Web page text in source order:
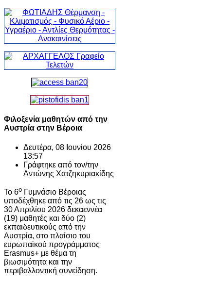
Φιλοξενία μαθητών από την
Αυστρία στην Βέροια
Δευτέρα, 08 Ιουνίου 2026
13:57
Γράφτηκε από τον/την
Αντώνης Χατζηκυριακίδης
Το 6ο Γυμνάσιο Βέροιας
υποδέχθηκε από τις 26 ως τις
30 Απριλίου 2026 δεκαεννέα
(19) μαθητές και δύο (2)
εκπαιδευτικούς από την
Αυστρία, στο πλαίσιο του
ευρωπαϊκού προγράμματος
Erasmus+ με θέμα τη
βιωσιμότητα και την
περιβαλλοντική συνείδηση.